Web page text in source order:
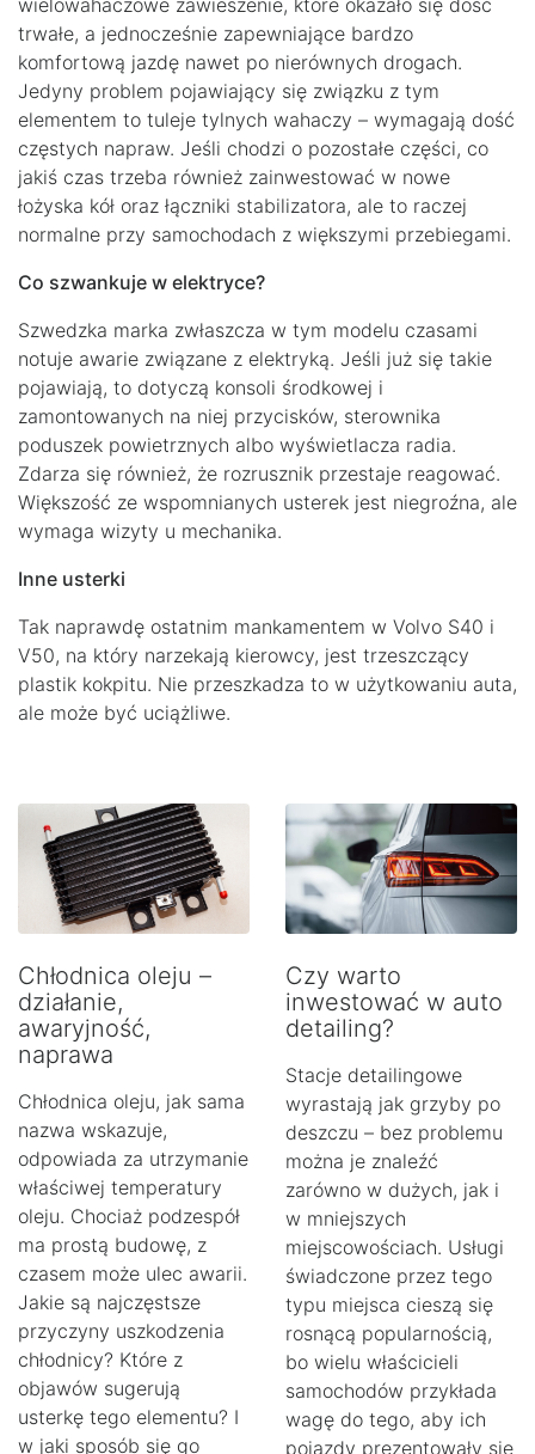
wielowahaczowe zawieszenie, które okazało się dość
trwałe, a jednocześnie zapewniające bardzo
komfortową jazdę nawet po nierównych drogach.
Jedyny problem pojawiający się związku z tym
elementem to tuleje tylnych wahaczy – wymagają dość
częstych napraw. Jeśli chodzi o pozostałe części, co
jakiś czas trzeba również zainwestować w nowe
łożyska kół oraz łączniki stabilizatora, ale to raczej
normalne przy samochodach z większymi przebiegami.
Co szwankuje w elektryce?
Szwedzka marka zwłaszcza w tym modelu czasami
notuje awarie związane z elektryką. Jeśli już się takie
pojawiają, to dotyczą konsoli środkowej i
zamontowanych na niej przycisków, sterownika
poduszek powietrznych albo wyświetlacza radia.
Zdarza się również, że rozrusznik przestaje reagować.
Większość ze wspomnianych usterek jest niegroźna, ale
wymaga wizyty u mechanika.
Inne usterki
Tak naprawdę ostatnim mankamentem w Volvo S40 i
V50, na który narzekają kierowcy, jest trzeszczący
plastik kokpitu. Nie przeszkadza to w użytkowaniu auta,
ale może być uciążliwe.
Chłodnica oleju –
działanie,
awaryjność,
naprawa
Chłodnica oleju, jak sama
nazwa wskazuje,
odpowiada za utrzymanie
właściwej temperatury
oleju. Chociaż podzespół
ma prostą budowę, z
czasem może ulec awarii.
Jakie są najczęstsze
przyczyny uszkodzenia
chłodnicy? Które z
objawów sugerują
usterkę tego elementu? I
w jaki sposób się go
Czy warto
inwestować w auto
detailing?
Stacje detailingowe
wyrastają jak grzyby po
deszczu – bez problemu
można je znaleźć
zarówno w dużych, jak i
w mniejszych
miejscowościach. Usługi
świadczone przez tego
typu miejsca cieszą się
rosnącą popularnością,
bo wielu właścicieli
samochodów przykłada
wagę do tego, aby ich
pojazdy prezentowały się